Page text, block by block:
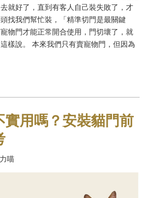
就好了，直到有客人自己裝失敗了，才
找我們幫忙裝，「精準切門是最關鍵
物門才能正常開合使用，門切壞了，就
樣說。 本來我們只有賣寵物門，但因為
實用嗎？安裝貓門前
喵